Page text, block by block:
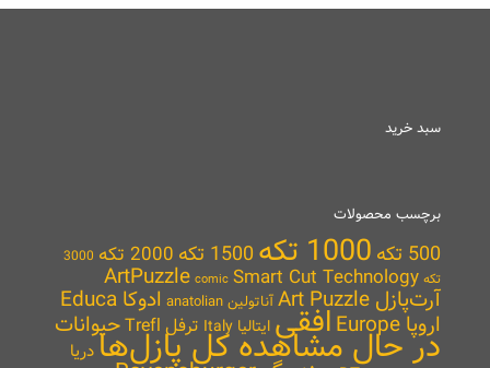
سبد خرید
برچسب محصولات
500 تکه 1000 تکه 1500 تکه 2000 تکه
3000
تکه
ArtPuzzle comic Smart Cut Technology
آرت‌پازل Art Puzzle آناتولین anatolian ادوکا Educa
اروپا Europe افقی ایتالیا Italy ترفل Trefl حیواناتدر حال مشاهده کل پازل‌هادریا